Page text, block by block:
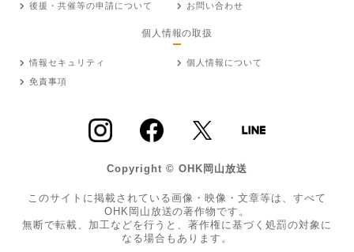
後援・共催等の申請について
お問い合わせ
個人情報の取扱
情報セキュリティ
個人情報について
免責事項
Copyright © OHK岡山放送
このサイトに掲載されている画像・映像・文章等は、すべて
OHK岡山放送の著作物です。
無断で転載、加工などを行うと、著作権に基づく処罰の対象に
なる場合もあります。